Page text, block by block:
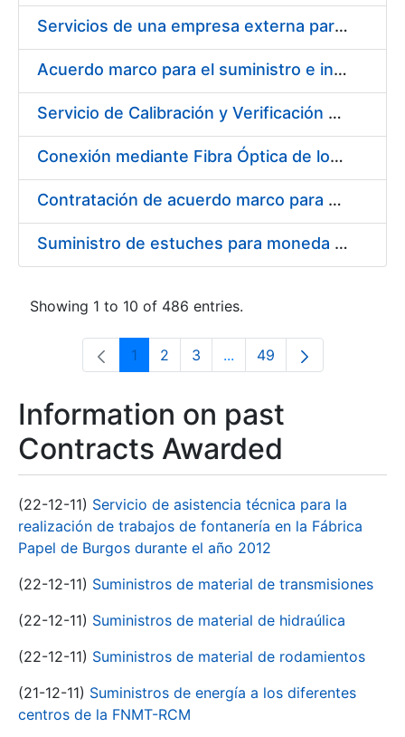
Servicios de una empresa externa para el asesoramiento y resolución de los recursos de alzada que se presentan relacionados con procesos de selección para la FNMT-RCM
Acuerdo marco para el suministro e instalación de persianas, estores y otros complementos
Servicio de Calibración y Verificación Externa de los Equipos de Medición del Servicio de Prevención de la FNMT-RCM
Conexión mediante Fibra Óptica de los Centros de Proceso de Datos (CPDs) de las sedes de la FNMT-RCM de Burgos y Madrid
Contratación de acuerdo marco para el Suministro de Material de Electricidad para la Fábrica Nacional de Moneda y Timbre-Real Casa de la Moneda en su centro de trabajo de Burgos
Suministro de estuches para moneda de 30 €
Showing 1 to 10 of 486 entries.
Page
1 Page
2 Page
3 ...Intermediate Pages Use
Page
49
Information on past
Contracts Awarded
(22-12-11) Servicio de asistencia técnica para la
realización de trabajos de fontanería en la Fábrica
Papel de Burgos durante el año 2012
(22-12-11) Suministros de material de transmisiones
(22-12-11) Suministros de material de hidraúlica
(22-12-11) Suministros de material de rodamientos
(21-12-11) Suministros de energía a los diferentes
centros de la FNMT-RCM